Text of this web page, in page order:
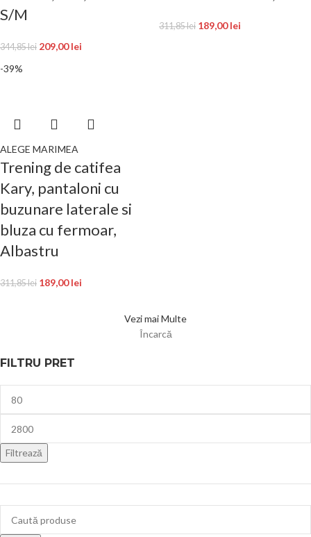
FILTRU PRET
Filtrează
S/M
344,85lei 209,00lei
311,85lei 189,00lei
-39%
ALEGE MARIMEA
Trening de catifea
Kary, pantaloni cu
buzunare laterale si
bluza cu fermoar,
Albastru
311,85lei 189,00lei
Vezi mai Multe
Încarcă